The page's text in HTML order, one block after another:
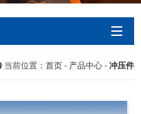
当前位置： 首页 - 产品中心 - 冲压件